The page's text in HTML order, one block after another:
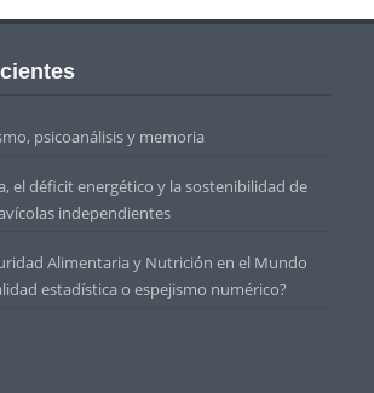
psicoanálisis y memoria
el déficit energético y la sostenibilidad de
independientes
Alimentaria y Nutrición en el Mundo
estadística o espejismo numérico?